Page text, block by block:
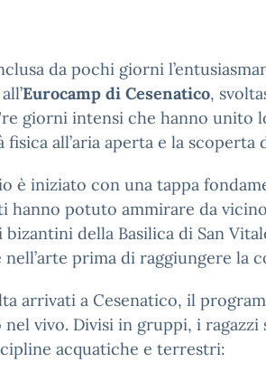
da pochi giorni
Eurocamp di Cesenatico,
giorni intensi che hanno unito
fisica all’aria aperta e la
è iniziato con una tappa
hanno potuto ammirare da
bizantini della Basilica di San
nell’arte prima di raggiungere la
arrivati a Cesenatico, il
vivo. Divisi in gruppi, i ragazzi
acquatiche e terrestri: